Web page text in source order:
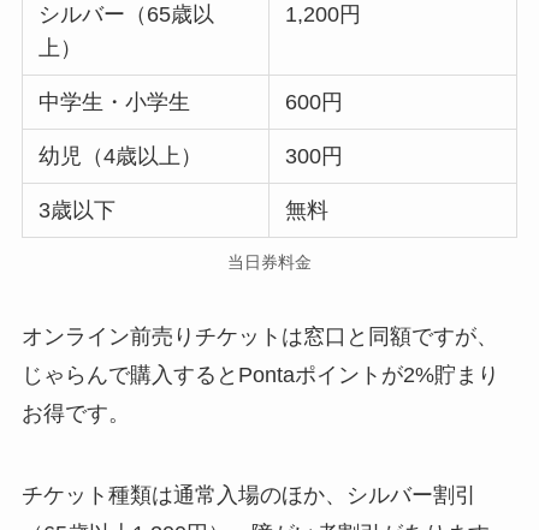
シルバー（65歳以
上）
1,200円
中学生・小学生 600円
幼児（4歳以上） 300円
3歳以下 無料
当日券料金
オンライン前売りチケットは窓口と同額ですが、
じゃらんで購入するとPontaポイントが2%貯まり
お得です。
チケット種類は通常入場のほか、シルバー割引